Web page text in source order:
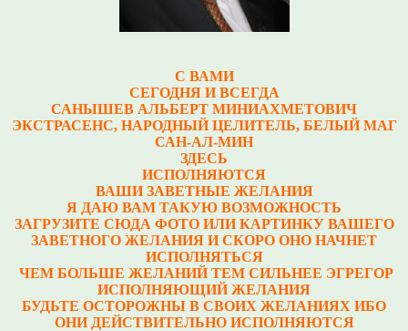
С ВАМИ
СЕГОДНЯ И ВСЕГДА
САНЫШЕВ АЛЬБЕРТ МИНИАХМЕТОВИЧ
ЭКСТРАСЕНС, НАРОДНЫЙ ЦЕЛИТЕЛЬ, БЕЛЫЙ МАГ
САН-АЛ-МИН
ЗДЕСЬ
ИСПОЛНЯЮТСЯ
ВАШИ ЗАВЕТНЫЕ ЖЕЛАНИЯ
Я ДАЮ ВАМ ТАКУЮ ВОЗМОЖНОСТЬ
ЗАГРУЗИТЕ СЮДА ФОТО ИЛИ КАРТИНКУ ВАШЕГО
ЗАВЕТНОГО ЖЕЛАНИЯ И СКОРО ОНО НАЧНЕТ
ИСПОЛНЯТЬСЯ
ЧЕМ БОЛЬШЕ ЖЕЛАНИЙ ТЕМ СИЛЬНЕЕ ЭГРЕГОР
ИСПОЛНЯЮЩИЙ ЖЕЛАНИЯ
БУДЬТЕ ОСТОРОЖНЫ В СВОИХ ЖЕЛАНИЯХ ИБО
ОНИ ДЕЙСТВИТЕЛЬНО ИСПОЛНЯЮТСЯ